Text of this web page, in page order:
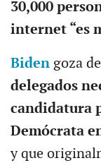
30,000
internet “es
Bidengoza de
delegados
candidatura
Demócrata
y que